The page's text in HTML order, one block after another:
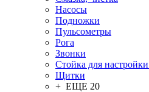
Насосы
Подножки
Пульсометры
Рога
Звонки
Стойка для
Щитки
+ ЕЩЕ 20